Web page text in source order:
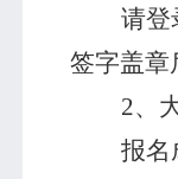
请登
签字盖章
2、
报名